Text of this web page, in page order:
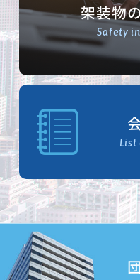
架装物
Safety
List